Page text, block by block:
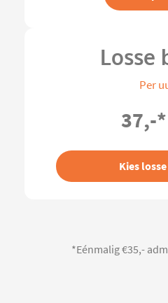
Losse
Per
37,-*
Kies
*Eénmalig €35,-